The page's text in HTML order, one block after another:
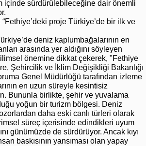
içinde sürdürülebileceğine dair önemli
proje Türkiye’de bir ilk ve
deniz kaplumbağalarının en
arasında yer aldığını söyleyen
önemine dikkat çekerek, "Fethiye
Şehircilik ve İklim Değişikliği Bakanlığı
Genel Müdürlüğü tarafından izleme
en uzun süreyle kesintisiz
Bununla birlikte, şehir ve yuvalama
yoğun bir turizm bölgesi. Deniz
daha eski canlı türleri olarak
süreç içerisinde edindikleri uyum
günümüzde de sürdürüyor. Ancak kıyı
baskısının yansıması olan yapay